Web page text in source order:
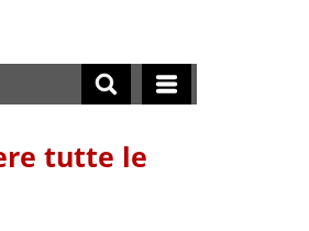
tutte le